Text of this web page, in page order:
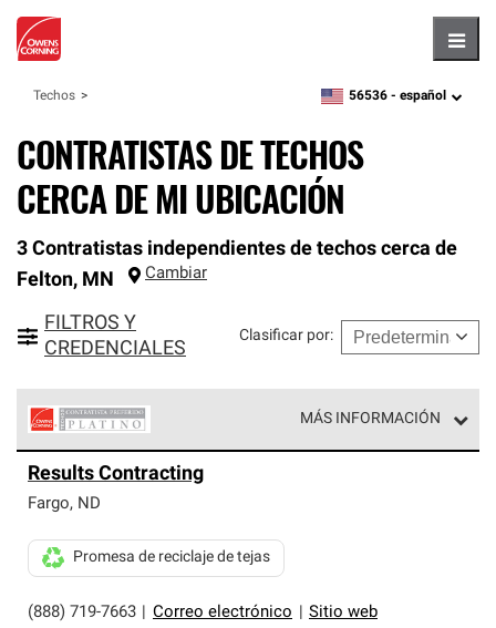
Techos zipcode,language
56536 - español
CONTRATISTAS DE TECHOS
CERCA DE MI UBICACIÓN
3 Contratistas independientes de techos cerca de
Felton, MN Cambiar
FILTROS Y
CREDENCIALES
Clasificar por:
MÁS INFORMACIÓN
Corning constituyen el nivel superior de nuestra red
exclusiva y cumplen con estándares estrictos de
Solo ellos pueden ofrecer nuestra mejor garantía de
sistemas de techos.
Results Contracting
Fargo, ND
(888) 719-7663 Correo electrónico Sitio web
Promesa de reciclaje de tejas